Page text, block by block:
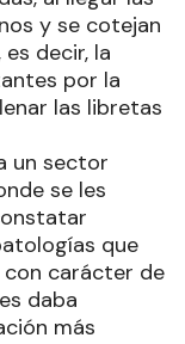
y se cotejan
decir, la
por la
las libretas
un sector
se les
que
carácter de
daba
más